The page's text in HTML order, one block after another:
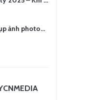
Xu hướng chụp ảnh photobooth tại các sự kiện hiện nay